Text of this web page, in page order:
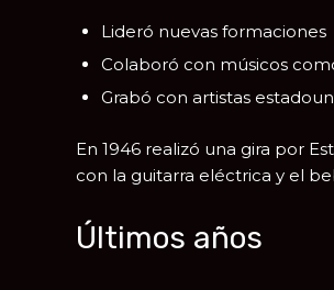
Lideró nuevas formaciones
Colaboró con músicos
Grabó con artistas
En 1946 realizó una gira por
con la guitarra eléctrica y el
Últimos años